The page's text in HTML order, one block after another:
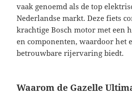
vaak genoemd als de top
Nederlandse markt. Deze fiets
krachtige Bosch motor met een
en componenten, waardoor het
betrouwbare rijervaring biedt.
Waarom de Gazelle